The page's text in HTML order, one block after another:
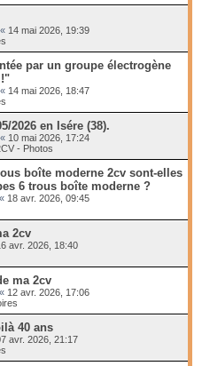
« 14 mai 2026, 19:39
par un groupe électrogène
« 14 mai 2026, 18:47
2026 en Isére (38).
« 10 mai 2026, 17:24
- Photos
boîte moderne 2cv sont-elles
6 trous boîte moderne ?
« 18 avr. 2026, 09:45
2cv
avr. 2026, 18:40
ma 2cv
« 12 avr. 2026, 17:06
40 ans
avr. 2026, 21:17